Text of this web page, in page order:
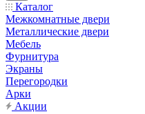
Каталог
Межкомнатные двери
Металлические двери
Мебель
Фурнитура
Экраны
Перегородки
Арки
Акции